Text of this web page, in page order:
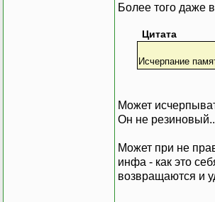
Более того даже
Цитата
Исчерпание
Может
Он не
Может при не
инфа - как это
возвращаются и